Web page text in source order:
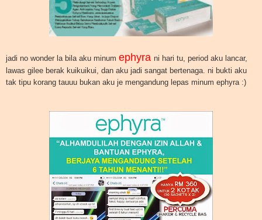
jadi no wonder la bila aku minum ephyra ni hari tu, period aku lancar,
lawas gilee berak kuikuikui, dan aku jadi sangat bertenaga. ni bukti aku
tak tipu korang tauuu bukan aku je mengandung lepas minum ephyra :)